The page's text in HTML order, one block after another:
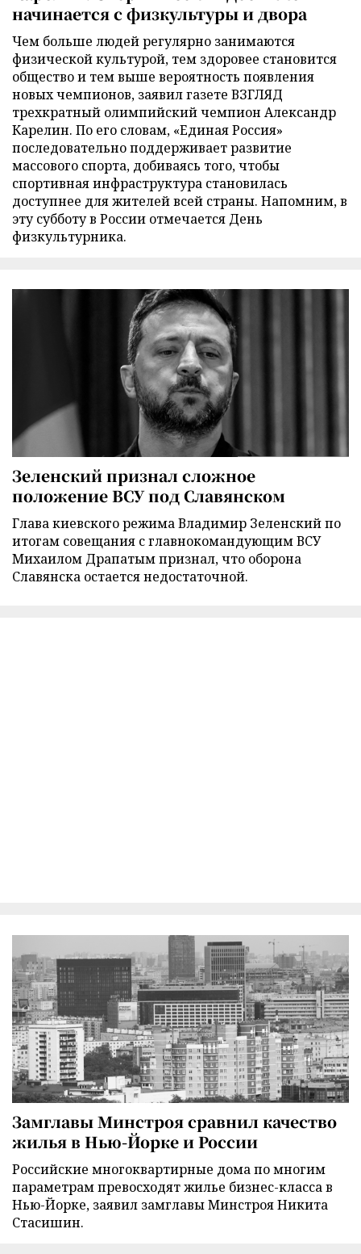
начинается с физкультуры и двора
Чем больше людей регулярно занимаются
физической культурой, тем здоровее становится
общество и тем выше вероятность появления
новых чемпионов, заявил газете ВЗГЛЯД
трехкратный олимпийский чемпион Александр
Карелин. По его словам, «Единая Россия»
последовательно поддерживает развитие
массового спорта, добиваясь того, чтобы
спортивная инфраструктура становилась
доступнее для жителей всей страны. Напомним, в
эту субботу в России отмечается День
физкультурника.
Зеленский признал сложное
положение ВСУ под Славянском
Глава киевского режима Владимир Зеленский по
итогам совещания с главнокомандующим ВСУ
Михаилом Драпатым признал, что оборона
Славянска остается недостаточной.
Замглавы Минстроя сравнил качество
жилья в Нью-Йорке и России
Российские многоквартирные дома по многим
параметрам превосходят жилье бизнес-класса в
Нью-Йорке, заявил замглавы Минстроя Никита
Стасишин.